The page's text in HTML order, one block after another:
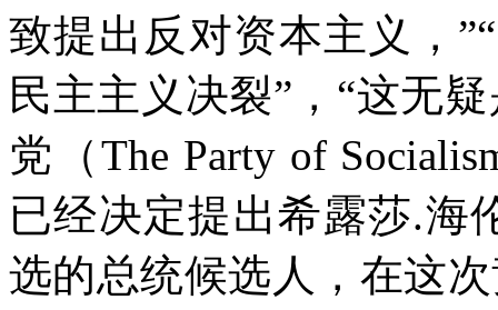
致提出反对资本主义，
民主主义决裂”，“这无
党（The Party of
已经决定提出希露莎.海
选的总统候选人，在这